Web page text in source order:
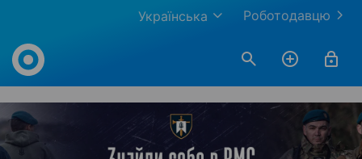
Роботодавцю
Українська
Work.ua